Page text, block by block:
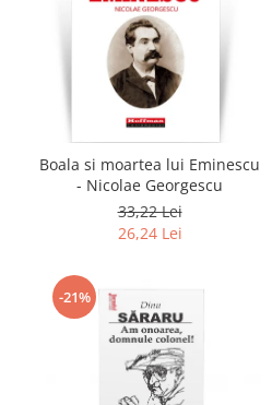
Boala si moartea lui Eminescu
- Nicolae Georgescu
33,22 Lei
26,24 Lei
-21%